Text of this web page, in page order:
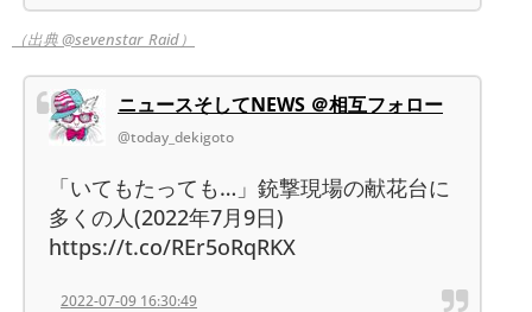
（出典 @sevenstar_Raid）
ニュースそしてNEWS ＠相互フォロー
@today_dekigoto
「いてもたっても…」銃撃現場の献花台に
多くの人(2022年7月9日)
https://t.co/REr5oRqRKX
2022-07-09 16:30:49